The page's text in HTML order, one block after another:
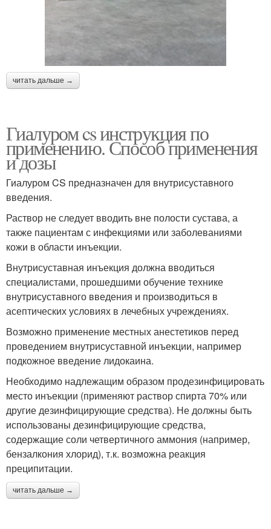
читать дальше →
Гиалуром cs инструкция по
применению. Способ применения
и дозы
Гиалуром CS предназначен для внутрисуставного
введения.
Раствор не следует вводить вне полости сустава, а
также пациентам с инфекциями или заболеваниями
кожи в области инъекции.
Внутрисуставная инъекция должна вводиться
специалистами, прошедшими обучение технике
внутрисуставного введения и производиться в
асептических условиях в лечебных учреждениях.
Возможно применение местных анестетиков перед
проведением внутрисуставной инъекции, например
подкожное введение лидокаина.
Необходимо надлежащим образом продезинфицировать
место инъекции (применяют раствор спирта 70% или
другие дезинфицирующие средства). Не должны быть
использованы дезинфицирующие средства,
содержащие соли четвертичного аммония (например,
бензалкония хлорид), т.к. возможна реакция
преципитации.
читать дальше →